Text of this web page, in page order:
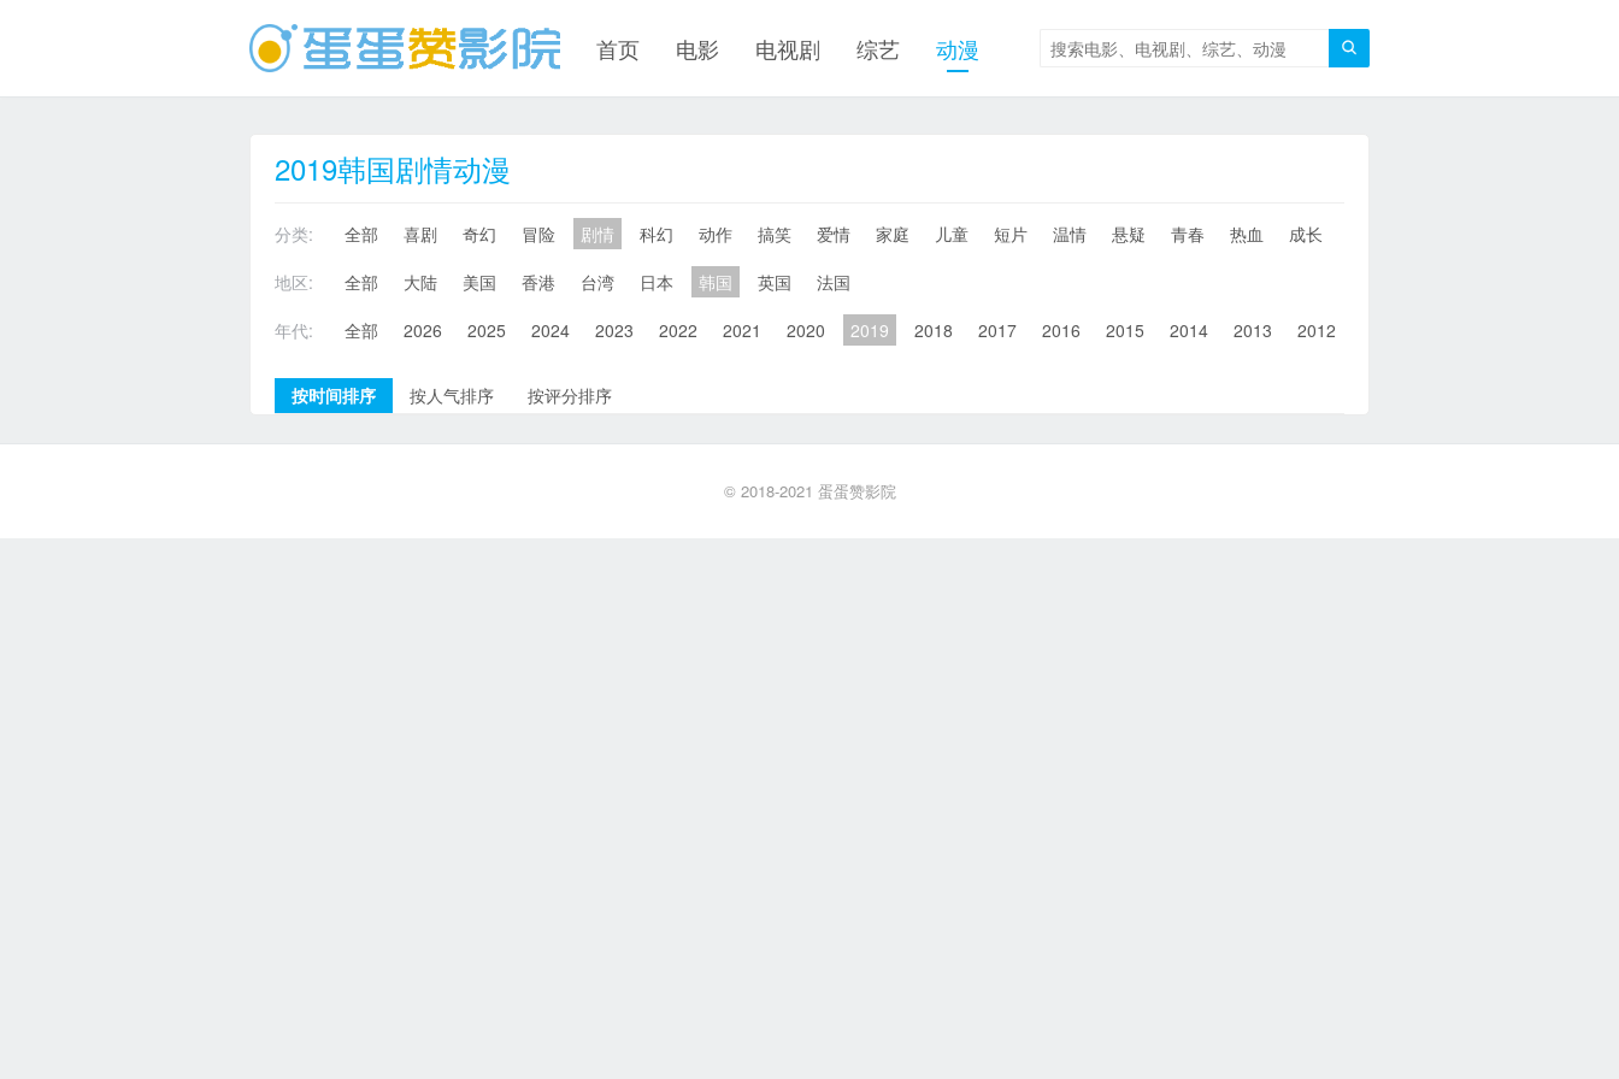

首页 电影 电视剧 综艺 动漫
2019韩国剧情动漫
分类: 全部 喜剧 奇幻 冒险 剧情 科幻 动作 搞笑 爱情 家庭 儿童 短片 温情 悬疑 青春 热血 成长
地区:
全部 大陆 美国 香港 台湾 日本 韩国 英国
法国
年代:
全部 2026 2025 2024 2023 2022 2021 2020 2019 2018 2017 2016 2015 2014 2013 2012
按时间排序 按人气排序 按评分排序
© 2018-2021 蛋蛋赞影院